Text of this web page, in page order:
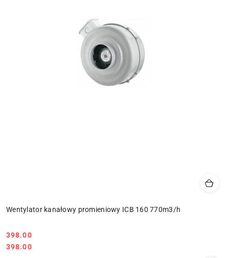
Wentylator kanałowy promieniowy ICB 160 770m3/h
Cena:
398.00
Cena:
398.00